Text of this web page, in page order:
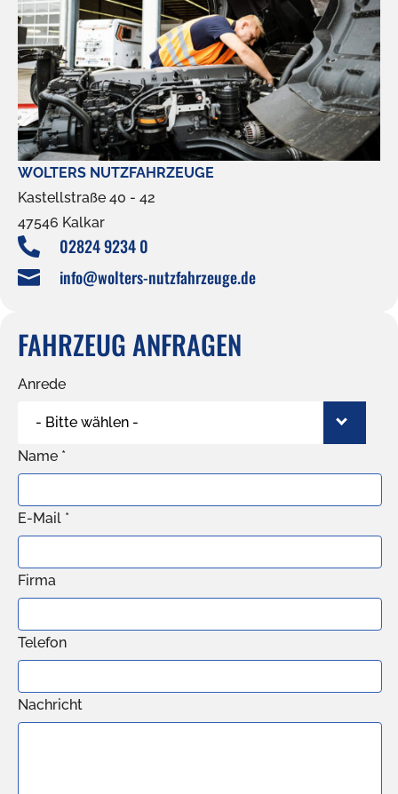
WOLTERS NUTZFAHRZEUGE
Kastellstraße 40 - 42
47546 Kalkar
 02824 9234 0
 info@wolters-nutzfahrzeuge.de
FAHRZEUG ANFRAGEN
Anrede
- Bitte wählen -
Name *
E-Mail *
Firma
Telefon
Nachricht